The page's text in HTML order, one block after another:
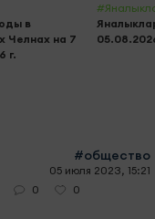
в
Челнах на 7
г.
#общество
05 июля 2023, 15:21
0 0